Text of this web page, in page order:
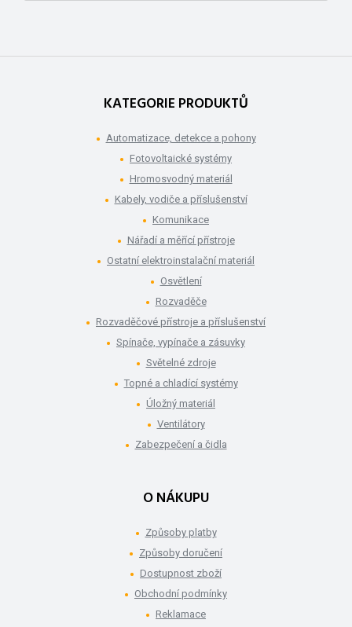
KATEGORIE PRODUKTŮ
Automatizace, detekce a pohony
Fotovoltaické systémy
Hromosvodný materiál
Kabely, vodiče a příslušenství
Komunikace
Nářadí a měřící přístroje
Ostatní elektroinstalační materiál
Osvětlení
Rozvaděče
Rozvaděčové přístroje a příslušenství
Spínače, vypínače a zásuvky
Světelné zdroje
Topné a chladící systémy
Úložný materiál
Ventilátory
Zabezpečení a čidla
O NÁKUPU
Způsoby platby
Způsoby doručení
Dostupnost zboží
Obchodní podmínky
Reklamace